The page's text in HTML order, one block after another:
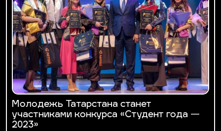
Молодежь Татарстана станет
участниками конкурса «Студент года —
2023»